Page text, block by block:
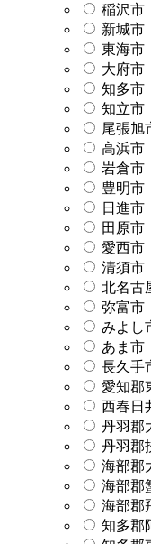
稲沢市
新城市
東海市
大府市
知多市
知立市
尾張旭
高浜市
岩倉市
豊明市
日進市
田原市
愛西市
清須市
北名古
弥富市
みよし
あま市
長久手
愛知郡
西春日
丹羽郡
丹羽郡
海部郡
海部郡
海部郡
知多郡